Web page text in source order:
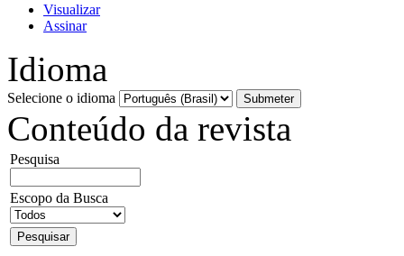
Visualizar
Assinar
Idioma
Selecione o idioma
Conteúdo da revista
Pesquisa
Escopo da Busca